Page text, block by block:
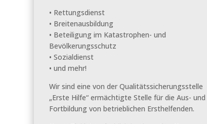
• Rettungsdienst
• Breitenausbildung
• Beteiligung im Katastrophen- und
Bevölkerungsschutz
• Sozialdienst
• und mehr!
Wir sind eine von der Qualitätssicherungsstelle
„Erste Hilfe“ ermächtigte Stelle für die Aus- und
Fortbildung von betrieblichen Ersthelfenden.